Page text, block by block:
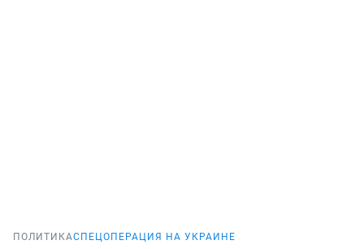
ПОЛИТИКАСПЕЦОПЕРАЦИЯ НА УКРАИНЕ